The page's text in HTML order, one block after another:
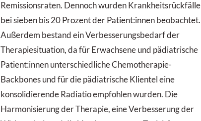
Remissionsraten. Dennoch wurden Krankheitsrückfälle
bei sieben bis 20 Prozent der Patient:innen beobachtet.
Außerdem bestand ein Verbesserungsbedarf der
Therapiesituation, da für Erwachsene und pädiatrische
Patient:innen unterschiedliche Chemotherapie-
Backbones und für die pädiatrische Klientel eine
konsolidierende Radiatio empfohlen wurden. Die
Harmonisierung der Therapie, eine Verbesserung der